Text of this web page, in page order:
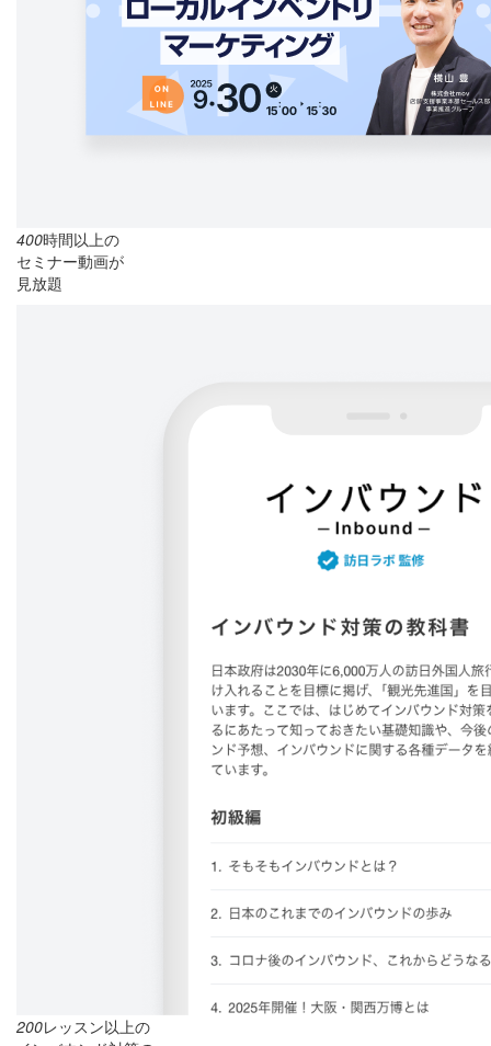
400時間以上の
セミナー動画が
見放題
200レッスン以上の